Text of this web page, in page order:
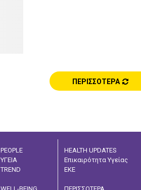
ΠΕΡΙΣΣΟΤΕΡΑ
PEOPLE
ΥΓΕΙΑ
TREND
HEALTH UPDATES
Επικαιρότητα Υγείας
ΕΚΕ